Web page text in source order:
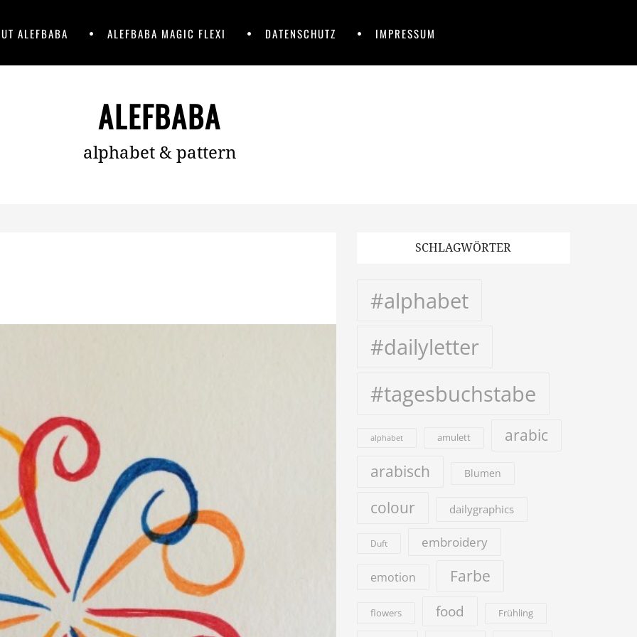
ALEFBABA ALEFBABA MAGIC FLEXI DATENSCHUTZ IMPRESSUM
ALEFBABA
alphabet & pattern
SCHLAGWÖRTER
#alphabet
#dailyletter
#tagesbuchstabe
alphabet amulett
arabic
arabisch
Blumen
colour dailygraphics
Duft embroidery
emotion Farbe
flowers food Frühling